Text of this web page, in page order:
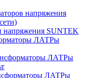
напряжения
напряжения SUNTEK
ЛАТРы
ЛАТРы
ЛАТРы